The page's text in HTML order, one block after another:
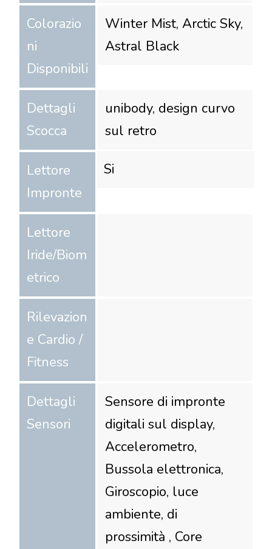
Colorazio
ni
Disponibili
Winter Mist, Arctic Sky,
Astral Black
Dettagli
Scocca
unibody, design curvo
sul retro
Lettore
Impronte
Si
Lettore
Iride/Biom
etrico
Rilevazion
e Cardio /
Fitness
Dettagli
Sensori
Sensore di impronte
digitali sul display,
Accelerometro,
Bussola elettronica,
Giroscopio, luce
ambiente, di
prossimità , Core